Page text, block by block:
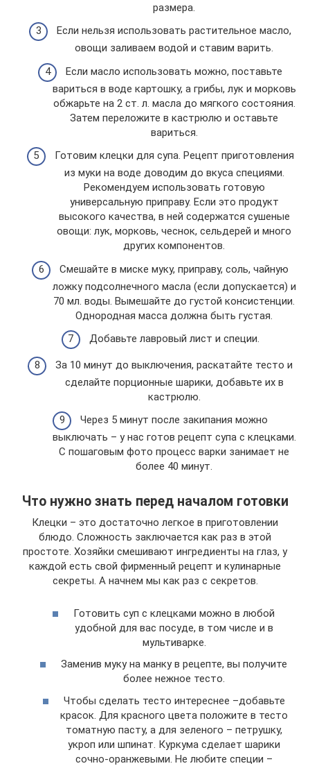
размера.
Если нельзя использовать растительное масло,
овощи заливаем водой и ставим варить.
Если масло использовать можно, поставьте
вариться в воде картошку, а грибы, лук и морковь
обжарьте на 2 ст. л. масла до мягкого состояния.
Затем переложите в кастрюлю и оставьте
вариться.
Готовим клецки для супа. Рецепт приготовления
из муки на воде доводим до вкуса специями.
Рекомендуем использовать готовую
универсальную приправу. Если это продукт
высокого качества, в ней содержатся сушеные
овощи: лук, морковь, чеснок, сельдерей и много
других компонентов.
Смешайте в миске муку, приправу, соль, чайную
ложку подсолнечного масла (если допускается) и
70 мл. воды. Вымешайте до густой консистенции.
Однородная масса должна быть густая.
Добавьте лавровый лист и специи.
За 10 минут до выключения, раскатайте тесто и
сделайте порционные шарики, добавьте их в
кастрюлю.
Через 5 минут после закипания можно
выключать – у нас готов рецепт супа с клецками.
С пошаговым фото процесс варки занимает не
более 40 минут.
Что нужно знать перед началом готовки
Клецки – это достаточно легкое в приготовлении
блюдо. Сложность заключается как раз в этой
простоте. Хозяйки смешивают ингредиенты на глаз, у
каждой есть свой фирменный рецепт и кулинарные
секреты. А начнем мы как раз с секретов.
Готовить суп с клецками можно в любой
удобной для вас посуде, в том числе и в
мультиварке.
Заменив муку на манку в рецепте, вы получите
более нежное тесто.
Чтобы сделать тесто интереснее –добавьте
красок. Для красного цвета положите в тесто
томатную пасту, а для зеленого – петрушку,
укроп или шпинат. Куркума сделает шарики
сочно-оранжевыми. Не любите специи –